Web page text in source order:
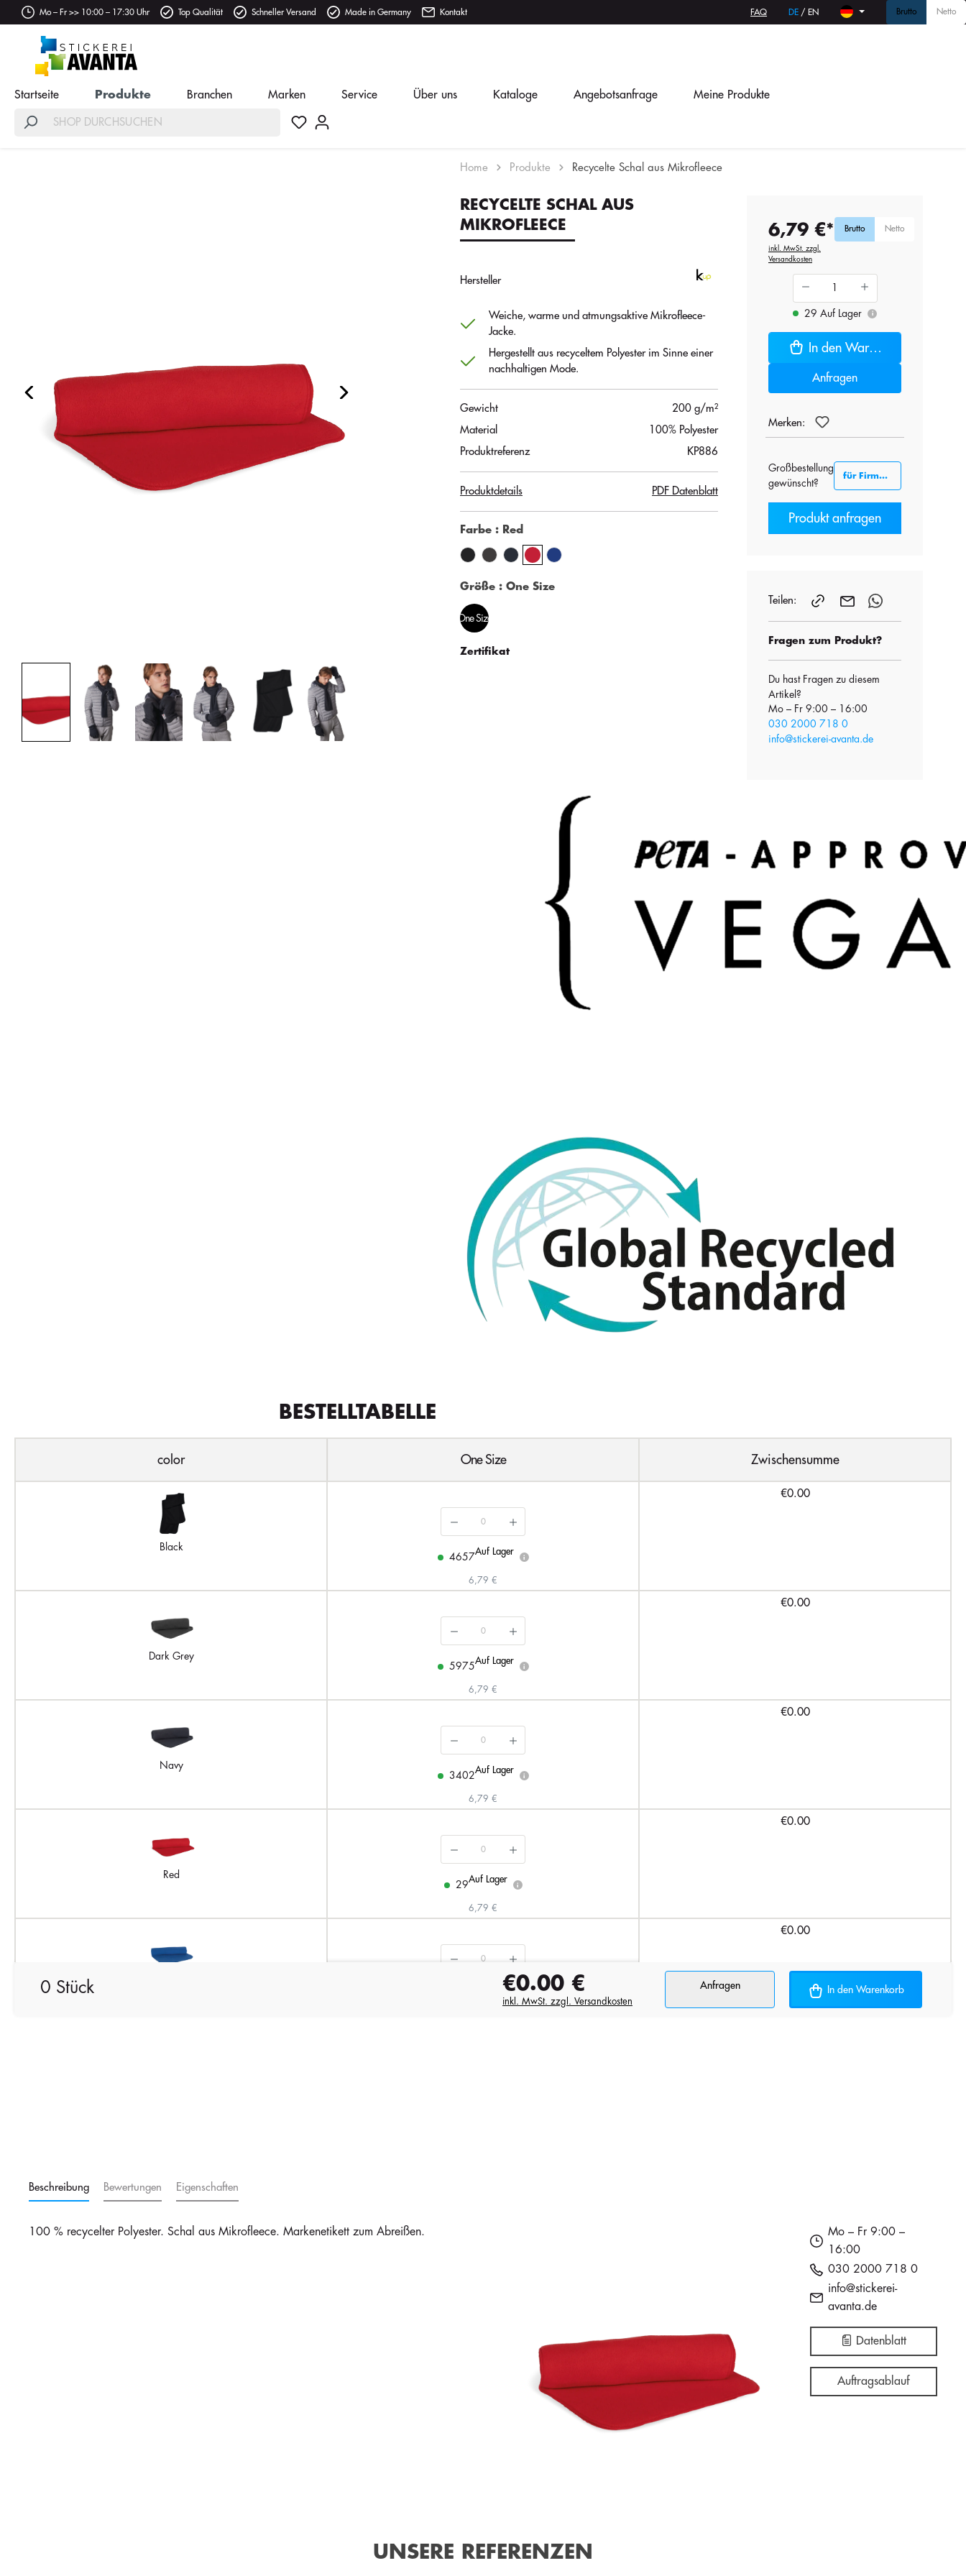
Mo – Fr >> 10:00 – 17:30 Uhr Top Qualität Schneller Versand Made in Germany Kontakt FAQ DE / EN Brutto Netto
Startseite Produkte Branchen Marken Service Über uns Kataloge Angebotsanfrage Meine Produkte
Home Produkte Recycelte Schal aus Mikrofleece
RECYCELTE SCHAL AUS
MIKROFLEECE
Hersteller
Weiche, warme und atmungsaktive Mikrofleece-
Jacke.
Hergestellt aus recyceltem Polyester im Sinne einer
nachhaltigen Mode.
Gewicht
200 g/m²
Material
100% Polyester
Produktreferenz
KP886
Produktdetails PDF Datenblatt
Farbe : Red
Größe : One Size
One Size
Zertifikat
6,79 €*
inkl. MwSt. zzgl.
Versandkosten
Brutto Netto
29 Auf Lager i
In den Warenkorb
Anfragen
Merken:
Großbestellung
gewünscht?
für Firmenkunden B2B
Produkt anfragen
Teilen:
Fragen zum Produkt?
Du hast Fragen zu diesem
Artikel?
Mo – Fr 9:00 – 16:00
030 2000 718 0
info@stickerei-avanta.de
BESTELLTABELLE
color One Size Zwischensumme
Black
4657
Auf Lager
i
6,79 €
€0.00
Dark Grey
5975
Auf Lager
i
6,79 €
€0.00
Navy
3402
Auf Lager
i
6,79 €
€0.00
Red
29
Auf Lager
i
6,79 €
€0.00
Auf Lager
€0.00
0 Stück €0.00 €
inkl. MwSt. zzgl. Versandkosten
Anfragen In den Warenkorb
Beschreibung Bewertungen Eigenschaften
100 % recycelter Polyester. Schal aus Mikrofleece. Markenetikett zum Abreißen.
Mo – Fr 9:00 –
16:00
030 2000 718 0
info@stickerei-
avanta.de
Datenblatt
Auftragsablauf
UNSERE REFERENZEN